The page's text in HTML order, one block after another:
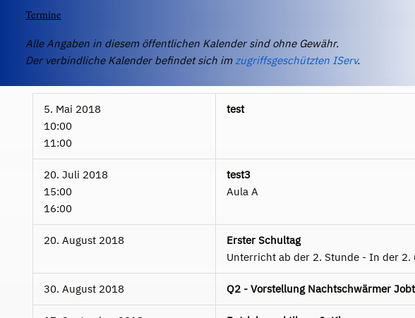
Termine
Alle Angaben in diesem öffentlichen Kalender sind ohne Gewähr.
Der verbindliche Kalender befindet sich imzugriffsgeschützten IServ.
5. Mai 2018
10:00
11:00
test
20. Juli 2018
15:00
16:00
test3
Aula A
20. August 2018
Erster Schultag
Unterricht ab der 2. Stunde - In der
30. August 2018 Q2 - Vorstellung Nachtschwärmer